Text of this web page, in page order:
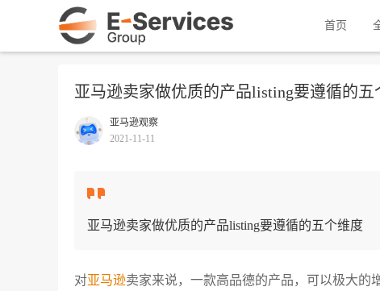
首页
亚马逊卖家做优质的产品listing要遵循的五
亚马逊观察
2021-11-11
亚马逊卖家做优质的产品listing要遵循的五个维度
对亚马逊卖家来说，一款高品德的产品，可以极大的